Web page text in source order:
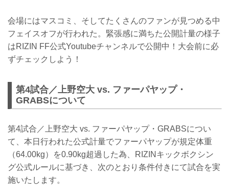
会場にはマスコミ、そしてたくさんのファンが見つめる中
フェイスオフが行われた。緊張感に満ちた公開計量の様子
はRIZIN FF公式Youtubeチャンネルで公開中！大会前に必
ずチェックしよう！
第4試合／上野空大 vs. ファーパヤップ・
GRABSについて
第4試合／上野空大 vs. ファーパヤップ・GRABSについ
て、本日行われた公式計量でファーパヤップが規定体重
（64.00kg）を0.90kg超過した為、RIZINキックボクシン
グ公式ルールに基づき、次のとおり条件付きにて試合を実
施いたします。